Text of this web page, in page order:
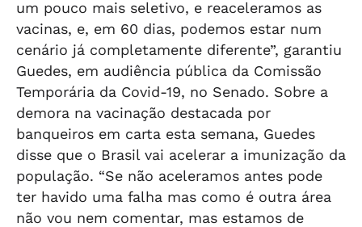
um pouco mais seletivo, e reaceleramos as
vacinas, e, em 60 dias, podemos estar num
cenário já completamente diferente”, garantiu
Guedes, em audiência pública da Comissão
Temporária da Covid-19, no Senado. Sobre a
demora na vacinação destacada por
banqueiros em carta esta semana, Guedes
disse que o Brasil vai acelerar a imunização da
população. “Se não aceleramos antes pode
ter havido uma falha mas como é outra área
não vou nem comentar, mas estamos de